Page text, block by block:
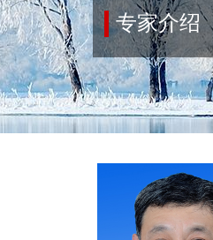
专家介绍